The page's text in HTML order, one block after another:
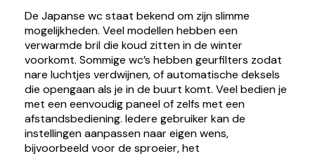
De Japanse wc staat bekend om zijn slimme
mogelijkheden. Veel modellen hebben een
verwarmde bril die koud zitten in de winter
voorkomt. Sommige wc’s hebben geurfilters zodat
nare luchtjes verdwijnen, of automatische deksels
die opengaan als je in de buurt komt. Veel bedien je
met een eenvoudig paneel of zelfs met een
afstandsbediening. Iedere gebruiker kan de
instellingen aanpassen naar eigen wens,
bijvoorbeeld voor de sproeier, het